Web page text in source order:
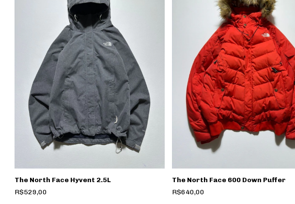
The North Face Hyvent 2.5L
R$529,00
The North Face 600 Down Puffer
R$640,00